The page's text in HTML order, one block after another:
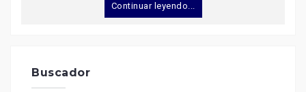
Continuar leyendo...
Buscador